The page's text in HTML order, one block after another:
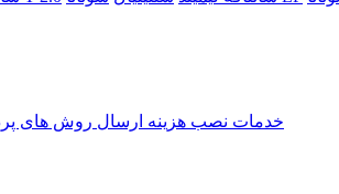
خدمات نصب هزینه ارسال روش های